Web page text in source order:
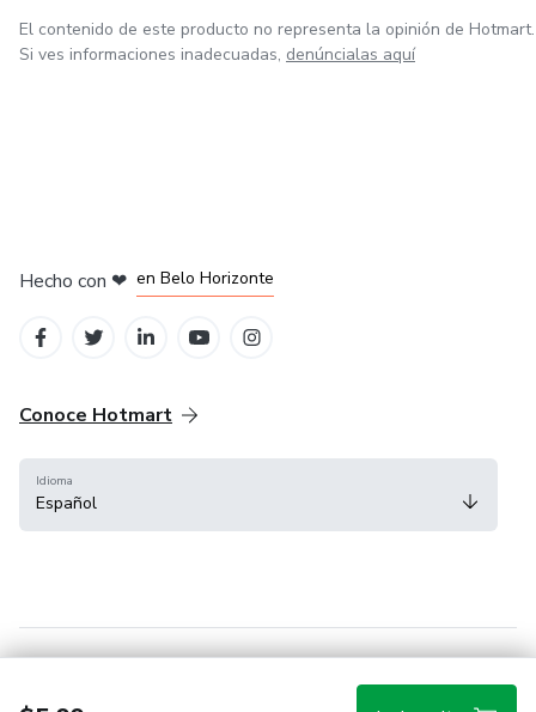
El contenido de este producto no representa la opinión de Hotmart.
Si ves informaciones inadecuadas, denúncialas aquí
Hecho con ❤ en Belo Horizonte
Conoce Hotmart
Idioma
Español